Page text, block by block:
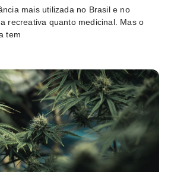
mais utilizada no Brasil e no
recreativa quanto medicinal. Mas o
tem